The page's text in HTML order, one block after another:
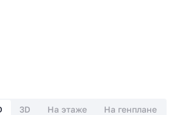
3D На этаже На генплане